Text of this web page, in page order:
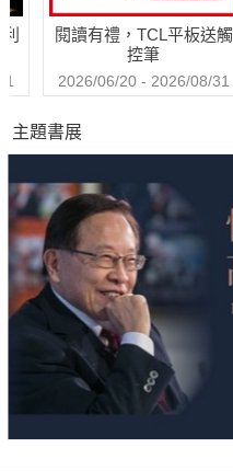
閱讀有禮，TCL平板送觸
控筆
2026/06/20 - 2026/08/31
主題書展